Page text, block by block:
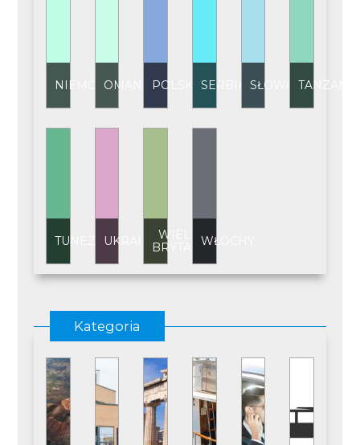
NIEMCY OMAN POLSKASERBIA SŁOWACJATANZANIA
TUNEZJAUKRAINAWIELKA
BRYTANIAWŁOCHY
Kategoria